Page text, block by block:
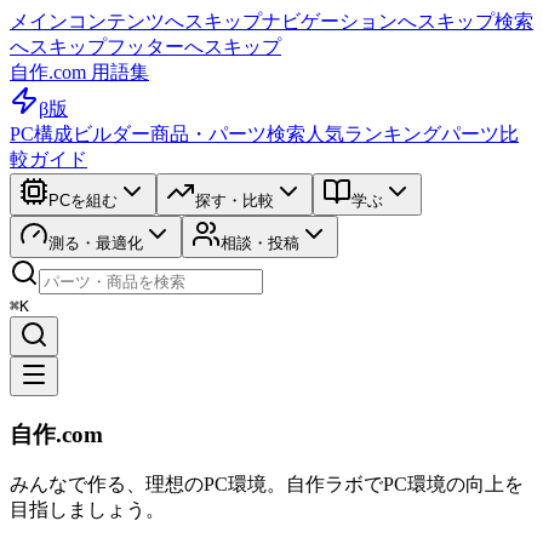
メインコンテンツへスキップナビゲーションへスキップ検索
へスキップフッターへスキップ
自作.com 用語集
β版
PC構成ビルダー商品・パーツ検索 人気ランキングパーツ比
較ガイド
PCを組む 探す・比較 学ぶ
測る・最適化 相談・投稿
⌘K
自作.com
みんなで作る、理想のPC環境。 自作ラボでPC環境の向上を
目指しましょう。